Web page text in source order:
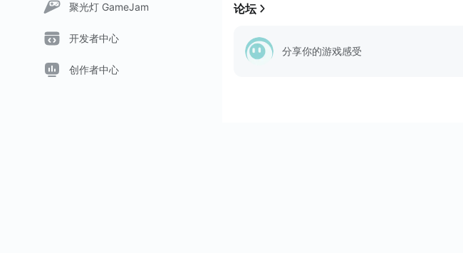
聚光灯 GameJam
开发者中心
创作者中心
论坛
分享你的游戏感受